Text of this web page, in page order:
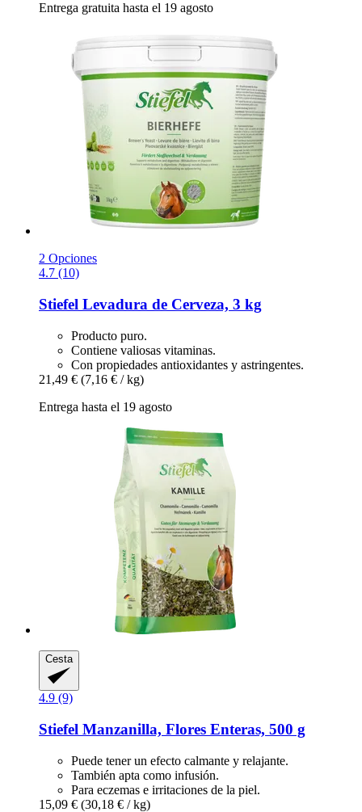
Entrega gratuita hasta el 19 agosto
2 Opciones
4.7 (10)
Stiefel Levadura de Cerveza, 3 kg
Producto puro.
Contiene valiosas vitaminas.
Con propiedades antioxidantes y astringentes.
21,49 € (7,16 € / kg)
Entrega hasta el 19 agosto
Cesta
4.9 (9)
Stiefel Manzanilla, Flores Enteras, 500 g
Puede tener un efecto calmante y relajante.
También apta como infusión.
Para eczemas e irritaciones de la piel.
15,09 € (30,18 € / kg)